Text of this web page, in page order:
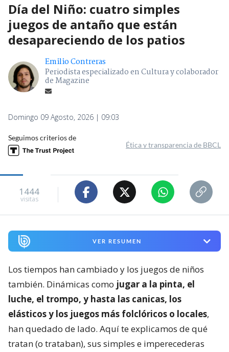
Día del Niño: cuatro simples
juegos de antaño que están
desapareciendo de los patios
Emilio Contreras
Periodista especializado en Cultura y colaborador
de Magazine
Domingo 09 Agosto, 2026 | 09:03
Seguimos criterios de
Ética y transparencia de BBCL
1444
visitas
VER RESUMEN
Los tiempos han cambiado y los juegos de niños
también. Dinámicas como jugar a la pinta, el
luche, el trompo, y hasta las canicas, los
elásticos y los juegos más folclóricos o locales,
han quedado de lado. Aquí te explicamos de qué
tratan (o trataban), sus simples e imperecederas